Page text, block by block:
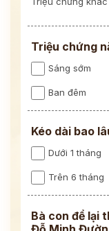
Triệu chứng
Sáng sớm
Ban đêm
Kéo dài bao
Dưới 1 tháng
Trên 6 tháng
Bà con để lại